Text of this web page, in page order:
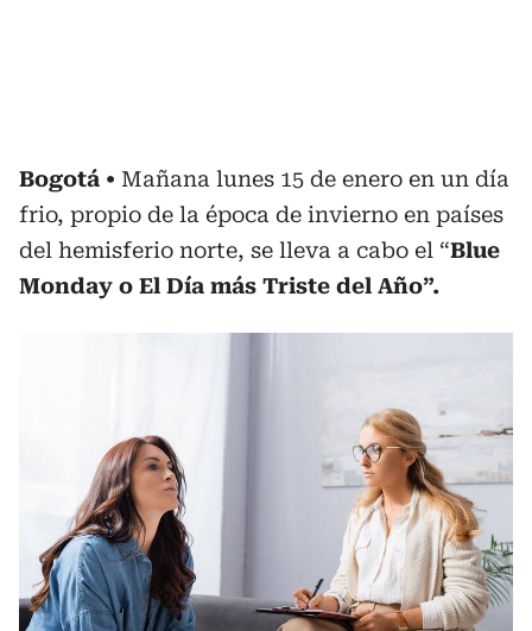
Bogotá
Mañana lunes 15 de enero en un día
frio, propio de la época de invierno en países
del hemisferio norte, se lleva a cabo el “Blue
Monday o El Día más Triste del Año”.